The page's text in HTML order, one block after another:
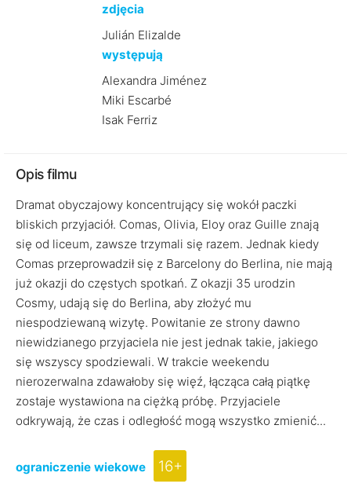
zdjęcia
Julián Elizalde
występują
Alexandra Jiménez
Miki Escarbé
Isak Ferriz
Opis filmu
Dramat obyczajowy koncentrujący się wokół paczki
bliskich przyjaciół. Comas, Olivia, Eloy oraz Guille znają
się od liceum, zawsze trzymali się razem. Jednak kiedy
Comas przeprowadził się z Barcelony do Berlina, nie mają
już okazji do częstych spotkań. Z okazji 35 urodzin
Cosmy, udają się do Berlina, aby złożyć mu
niespodziewaną wizytę. Powitanie ze strony dawno
niewidzianego przyjaciela nie jest jednak takie, jakiego
się wszyscy spodziewali. W trakcie weekendu
nierozerwalna zdawałoby się więź, łącząca całą piątkę
zostaje wystawiona na ciężką próbę. Przyjaciele
odkrywają, że czas i odległość mogą wszystko zmienić...
ograniczenie wiekowe 16+